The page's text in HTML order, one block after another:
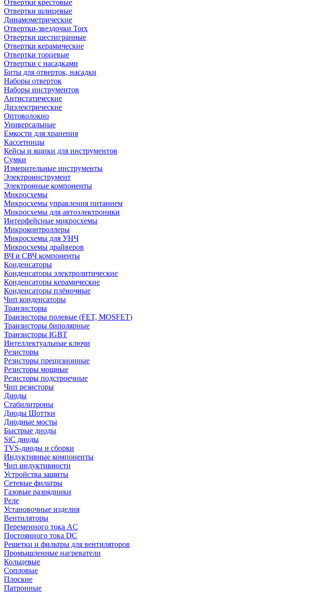
Отвертки крестовые
Отвертки шлицевые
Динамометрические
Отвертки-звездочки Torx
Отвертки шестигранные
Отвертки керамические
Отвертки торцевые
Отвертки с насадками
Биты для отверток, насадки
Наборы отверток
Наборы инструментов
Антистатические
Диэлектрические
Оптоволокно
Универсальные
Емкости для хранения
Кассетницы
Кейсы и ящики для инструментов
Сумки
Измерительные инструменты
Электроинструмент
Электронные компоненты
Микросхемы
Микросхемы управления питанием
Микросхемы для автоэлектроники
Интерфейсные микросхемы
Микроконтроллеры
Микросхемы для УНЧ
Микросхемы драйверов
ВЧ и СВЧ компоненты
Конденсаторы
Конденсаторы электролитические
Конденсаторы керамические
Конденсаторы плёночные
Чип конденсаторы
Транзисторы
Транзисторы полевые (FET, MOSFET)
Транзисторы биполярные
Транзисторы IGBT
Интеллектуальные ключи
Резисторы
Резисторы прецизионные
Резисторы мощные
Резисторы подстроечные
Чип резисторы
Диоды
Стабилитроны
Диоды Шоттки
Диодные мосты
Быстрые диоды
SiC диоды
TVS-диоды и сборки
Индуктивные компоненты
Чип индуктивности
Устройства защиты
Сетевые фильтры
Газовые разрядники
Реле
Установочные изделия
Вентиляторы
Переменного тока AC
Постоянного тока DC
Решетки и фильтры для вентиляторов
Промышленные нагреватели
Кольцевые
Сопловые
Плоские
Патронные